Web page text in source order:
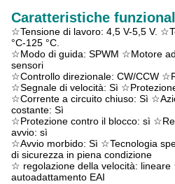
Caratteristiche
☆Tensione di lavoro: 4,5 V-5,5 V.
°C-125 °C.
☆Modo di guida: SPWM ☆Motore
sensori
☆Controllo direzionale: CW/CCW
☆Segnale di velocità: Sì
☆Corrente a circuito chiuso: Sì
costante: Sì
☆Protezione contro il blocco: sì
avvio: sì
☆Avvio morbido: Sì ☆Tecnologia
di sicurezza in piena condizione
☆ regolazione della velocità:
autoadattamento EAI